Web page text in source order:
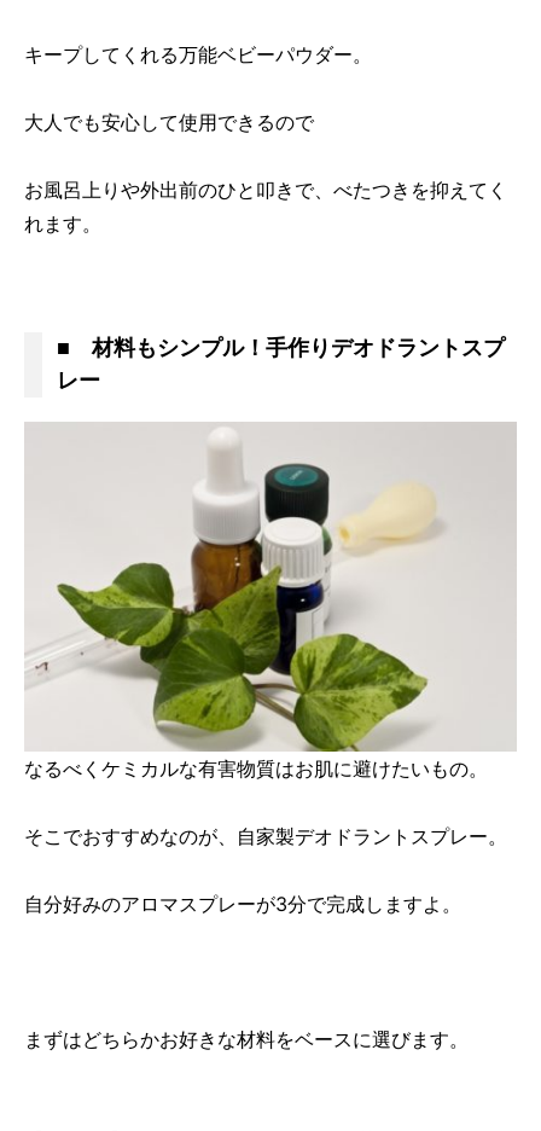
キープしてくれる万能ベビーパウダー。
大人でも安心して使用できるので
お風呂上りや外出前のひと叩きで、べたつきを抑えてく
れます。
■ 材料もシンプル！手作りデオドラントスプ
レー
なるべくケミカルな有害物質はお肌に避けたいもの。
そこでおすすめなのが、自家製デオドラントスプレー。
自分好みのアロマスプレーが3分で完成しますよ。
まずはどちらかお好きな材料をベースに選びます。